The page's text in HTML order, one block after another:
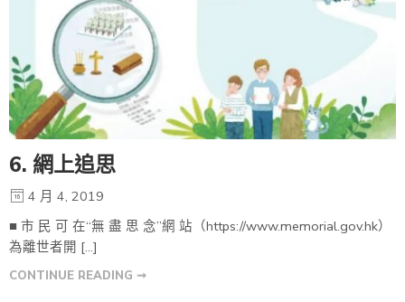
6. 網上追思
4 月 4, 2019
■ 市 民 可 在“無 盡 思 念”網 站（https://www.memorial.gov.hk）
為離世者開 […]
CONTINUE READING ➞